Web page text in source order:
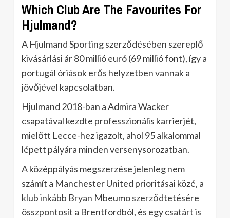
Which Club Are The Favourites For
Hjulmand?
A Hjulmand Sporting szerződésében szereplő
kivásárlási ár 80 millió euró (69 millió font), így a
portugál óriások erős helyzetben vannak a
jövőjével kapcsolatban.
Hjulmand 2018-ban a Admira Wacker
csapatával kezdte professzionális karrierjét,
mielőtt Lecce-hez igazolt, ahol 95 alkalommal
lépett pályára minden versenysorozatban.
A középpályás megszerzése jelenleg nem
számít a Manchester United prioritásai közé, a
klub inkább Bryan Mbeumo szerződtetésére
összpontosít a Brentfordból, és egy csatárt is